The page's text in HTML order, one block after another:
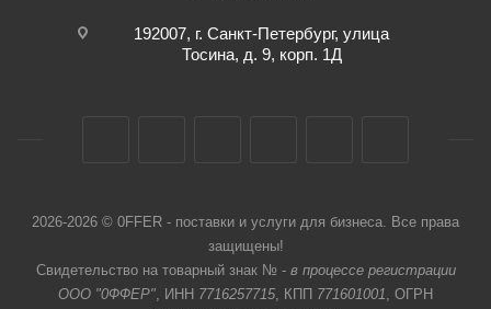
192007, г. Санкт-Петербург, улица
Тосина, д. 9, корп. 1Д
2026-2026 © 0FFER - поставки и услуги для бизнеса. Все права
защищены!
Свидетельство на товарный знак № - в процессе регистрации
ООО "0ФФЕР", ИНН 7716257715, КПП 771601001, ОГРН